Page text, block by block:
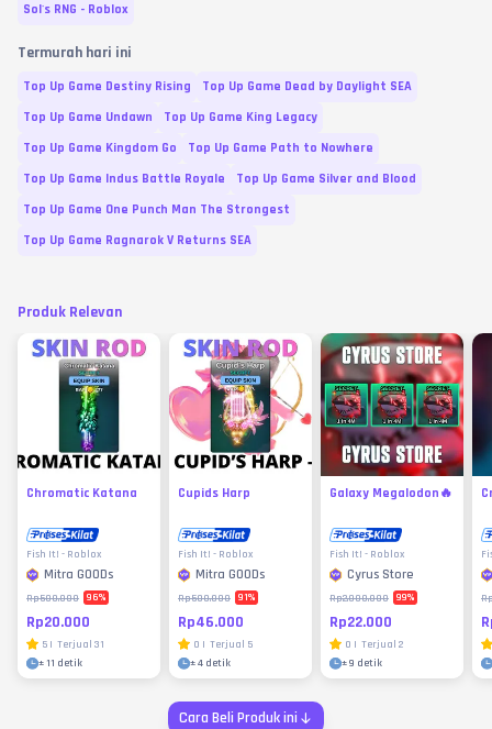
Sol's RNG - Roblox
Termurah hari ini
Top Up Game Destiny Rising
Top Up Game Dead by Daylight SEA
Top Up Game Undawn
Top Up Game King Legacy
Top Up Game Kingdom Go
Top Up Game Path to Nowhere
Top Up Game Indus Battle Royale
Top Up Game Silver and Blood
Top Up Game One Punch Man The Strongest
Top Up Game Ragnarok V Returns SEA
Produk Relevan
Chromatic Katana
Fish It! - Roblox
Mitra GOODs
Rp500.000 96%
Rp20.000
5 | Terjual 31
±11 detik
Cupids Harp
Fish It! - Roblox
Mitra GOODs
Rp500.000 91%
Rp46.000
0 | Terjual 5
±4 detik
Galaxy Megalodon🔥
Fish It! - Roblox
Cyrus Store
Rp2.000.000 99%
Rp22.000
0 | Terjual 2
±9 detik
Cara Beli Produk ini